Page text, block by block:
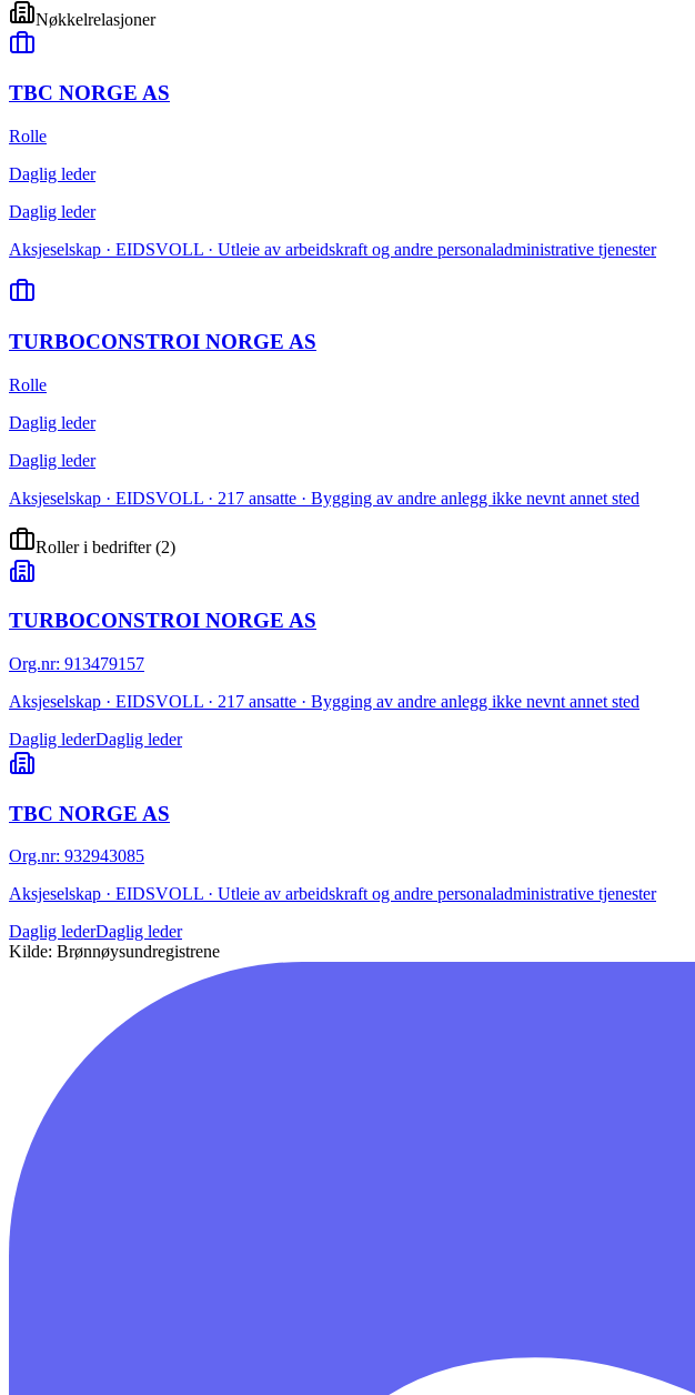
Nøkkelrelasjoner
TBC NORGE AS
Rolle
Daglig leder
Daglig leder
Aksjeselskap · EIDSVOLL · Utleie av arbeidskraft og andre personaladministrative tjenester
TURBOCONSTROI NORGE AS
Rolle
Daglig leder
Daglig leder
Aksjeselskap · EIDSVOLL · 217 ansatte · Bygging av andre anlegg ikke nevnt annet sted
Roller i bedrifter(2)
TURBOCONSTROI NORGE AS
Org.nr: 913479157
Aksjeselskap · EIDSVOLL · 217 ansatte · Bygging av andre anlegg ikke nevnt annet sted
Daglig lederDaglig leder
TBC NORGE AS
Org.nr: 932943085
Aksjeselskap · EIDSVOLL · Utleie av arbeidskraft og andre personaladministrative tjenester
Daglig lederDaglig leder
Kilde: Brønnøysundregistrene